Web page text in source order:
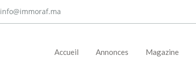
info@immoraf.ma
Accueil Annonces Magazine